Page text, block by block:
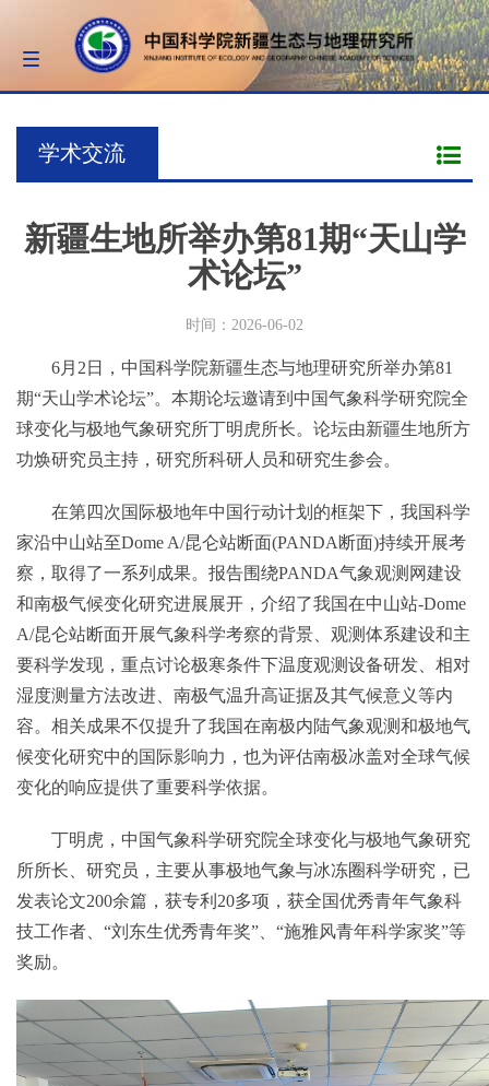
Toggle
navigation
学术交流
新疆生地所举办第81期“天山学
术论坛”
时间：2026-06-02
6月2日，中国科学院新疆生态与地理研究所举办第81
期“天山学术论坛”。本期论坛邀请到中国气象科学研究院全
球变化与极地气象研究所丁明虎所长。论坛由新疆生地所方
功焕研究员主持，研究所科研人员和研究生参会。
在第四次国际极地年中国行动计划的框架下，我国科学
家沿中山站至Dome A/昆仑站断面(PANDA断面)持续开展考
察，取得了一系列成果。报告围绕PANDA气象观测网建设
和南极气候变化研究进展展开，介绍了我国在中山站-Dome
A/昆仑站断面开展气象科学考察的背景、观测体系建设和主
要科学发现，重点讨论极寒条件下温度观测设备研发、相对
湿度测量方法改进、南极气温升高证据及其气候意义等内
容。相关成果不仅提升了我国在南极内陆气象观测和极地气
候变化研究中的国际影响力，也为评估南极冰盖对全球气候
变化的响应提供了重要科学依据。
丁明虎，中国气象科学研究院全球变化与极地气象研究
所所长、研究员，主要从事极地气象与冰冻圈科学研究，已
发表论文200余篇，获专利20多项，获全国优秀青年气象科
技工作者、“刘东生优秀青年奖”、“施雅风青年科学家奖”等
奖励。